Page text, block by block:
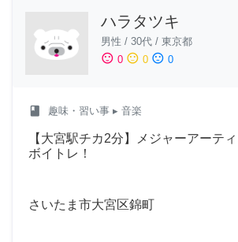
ハラタツキ
男性 / 30代 / 東京都
sentiment_satisfied 0 sentiment_neutral 0 sentiment_dissatisfied 0
class 趣味・習い事 ▸ 音楽
【大宮駅チカ2分】メジャーアーテ
ボイトレ！
さいたま市大宮区錦町